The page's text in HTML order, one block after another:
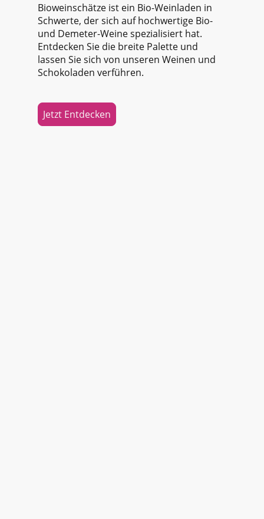
Bioweinschätze ist ein Bio-Weinladen in
Schwerte, der sich auf hochwertige Bio-
und Demeter-Weine spezialisiert hat.
Entdecken Sie die breite Palette und
lassen Sie sich von unseren Weinen und
Schokoladen verführen.
Jetzt Entdecken